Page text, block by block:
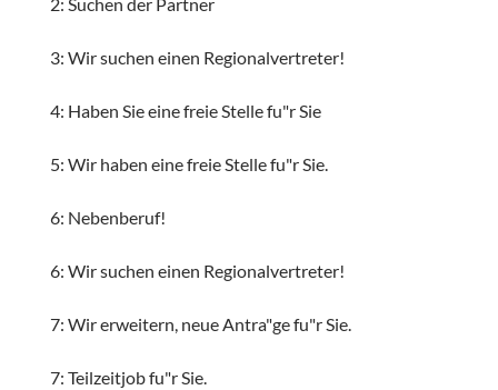
2: Suchen der Partner
3: Wir suchen einen Regionalvertreter!
4: Haben Sie eine freie Stelle fu"r Sie
5: Wir haben eine freie Stelle fu"r Sie.
6: Nebenberuf!
6: Wir suchen einen Regionalvertreter!
7: Wir erweitern, neue Antra"ge fu"r Sie.
7: Teilzeitjob fu"r Sie.